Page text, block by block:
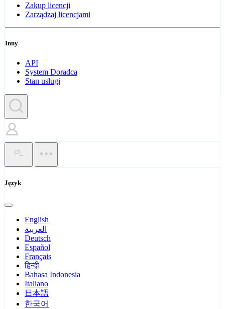
Zakup licencji
Zarządzaj licencjami
Inny
API
System Doradca
Stan usługi
PL
Język
English
العربية
Deutsch
Español
Français
हिन्दी
Bahasa Indonesia
Italiano
日本語
한국어